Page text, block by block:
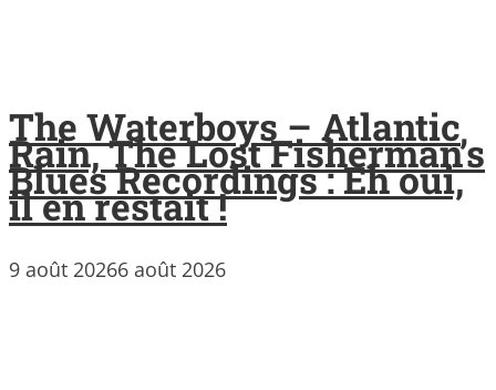
The Waterboys – Atlantic
Rain, The Lost Fisherman’s
Blues Recordings : Eh oui,
il en restait !
9 août 20266 août 2026